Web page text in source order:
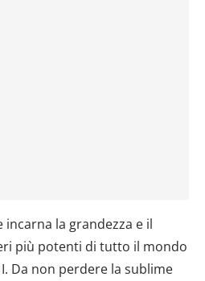
incarna la grandezza e il
più potenti di tutto il mondo
Da non perdere la sublime